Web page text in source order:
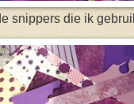
snippers die ik